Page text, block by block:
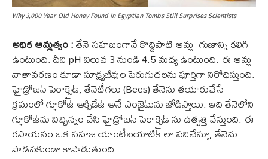
Why 3,000-Year-Old Honey Found in Egyptian Tombs Still Surprises Scientists
అధిక ఆమ్లత్వం :తేనె సహజంగానే కొద్దిపాటి ఆమ్ల గుణాన్ని కలిగి
ఉంటుంది. దీని pH విలువ 3 నుండి 4.5 మధ్య ఉంటుంది. ఈ ఆమ్ల
వాతావరణం కూడా సూక్ష్మజీవుల పెరుగుదలను పూర్తిగా నిరోధిస్తుంది.
హైడ్రోజన్ పెరాక్సైడ్, తేనెటీగలు (Bees) తేనెను తయారుచేసే
క్రమంలో గ్లూకోజ్ ఆక్సిడేజ్ అనే ఎంజైమ్‌ను జోడిస్తాయి. ఇది తేనెలోని
గ్లూకోజ్‌ను విచ్ఛిన్నం చేసి హైడ్రోజన్ పెరాక్సైడ్ ను ఉత్పత్తి చేస్తుంది. ఈ
రసాయనం ఒక సహజ యాంటీబయాటిక్ లా పనిచేస్తూ, తేనెను
పాడవకుండా కాపాడుతుంది.